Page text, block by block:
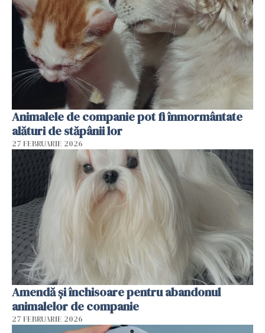
Animalele de companie pot fi înmormântate
alături de stăpânii lor
27 FEBRUARIE 2026
Amendă și închisoare pentru abandonul
animalelor de companie
27 FEBRUARIE 2026